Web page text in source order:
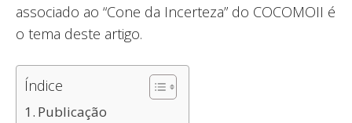
associado ao “Cone da Incerteza” do COCOMOII é
o tema deste artigo.
Índice
Publicação